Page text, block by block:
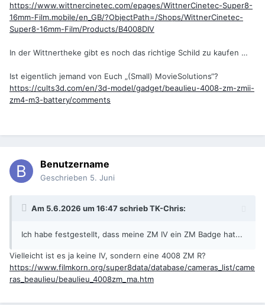
https://www.wittnercinetec.com/epages/WittnerCinetec-Super8-
16mm-Film.mobile/en_GB/?ObjectPath=/Shops/WittnerCinetec-
Super8-16mm-Film/Products/B4008DIV
In der Wittnertheke gibt es noch das richtige Schild zu kaufen …
Ist eigentlich jemand von Euch „(Small) MovieSolutions“?
https://cults3d.com/en/3d-model/gadget/beaulieu-4008-zm-zmii-
zm4-m3-battery/comments
Benutzername
Geschrieben 5. Juni
Am 5.6.2026 um 16:47 schriebTK-Chris:
Ich habe festgestellt, dass meine ZM IV ein ZM Badge hat...
Vielleicht ist es ja keine IV, sondern eine 4008 ZM R?
https://www.filmkorn.org/super8data/database/cameras_list/came
ras_beaulieu/beaulieu_4008zm_ma.htm